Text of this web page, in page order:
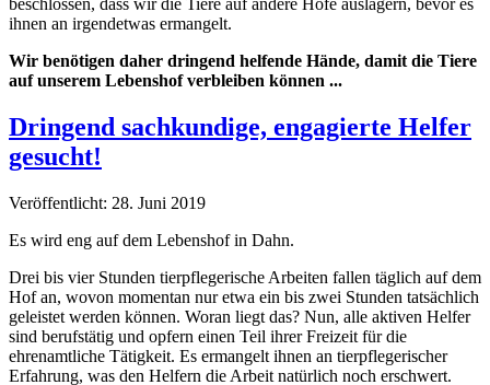
beschlossen, dass wir die Tiere auf andere Höfe auslagern, bevor es
ihnen an irgendetwas ermangelt.
Wir benötigen daher dringend helfende Hände, damit die Tiere
auf unserem Lebenshof verbleiben können ...
Dringend sachkundige, engagierte Helfer
gesucht!
Veröffentlicht: 28. Juni 2019
Es wird eng auf dem Lebenshof in Dahn.
Drei bis vier Stunden tierpflegerische Arbeiten fallen täglich auf dem
Hof an, wovon momentan nur etwa ein bis zwei Stunden tatsächlich
geleistet werden können. Woran liegt das? Nun, alle aktiven Helfer
sind berufstätig und opfern einen Teil ihrer Freizeit für die
ehrenamtliche Tätigkeit. Es ermangelt ihnen an tierpflegerischer
Erfahrung, was den Helfern die Arbeit natürlich noch erschwert.